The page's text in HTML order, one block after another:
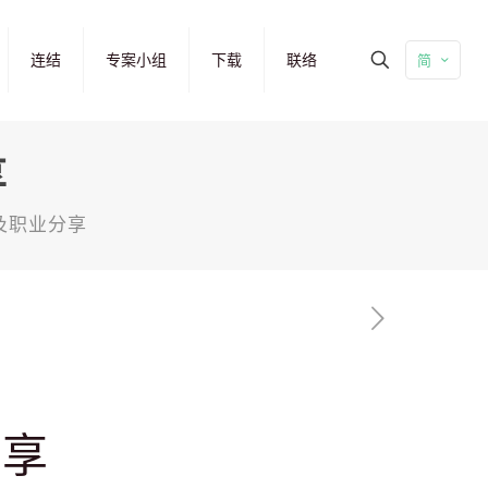
连结 专案小组 下载 联络 简
职业分享